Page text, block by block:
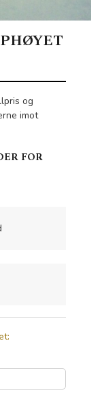
og
imot
FOR